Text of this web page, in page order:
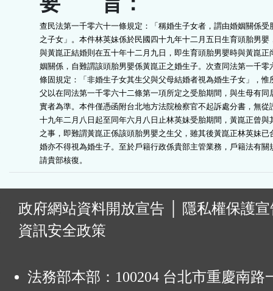
查民法第一千零六十一條規定：「稱婚生子女者，謂由婚姻關係受
之子女」。本件林英妹係於民國四十九年十二月五日生育頭胎男嬰
與黃崑正結婚則在五十年十二月九日，即生育頭胎男嬰時與黃崑正
姻關係，自難謂該頭胎男嬰係黃崑正之婚生子。次查同法第一千零
條固規定：「非婚生子女其生父與父母結婚者視為婚生子女」，惟
父以在同法第一千零六十二條第一項所定之受胎期間，與生母有同
實者為準。本件僅憑函附台北地方法院檢察官不起訴處分書，無從
十九年二月八日起至同年六月八日止林英妹受胎期間，黃崑正曾與
之事，即難謂黃崑正係該頭胎男嬰之生父，雖其後黃崑正林英妹已
婚亦不得視為婚生子。至於戶籍行政係貴部主管業務，戶籍法有關
請貴部核復。
政府網站資料開放宣告
隱私權保護
資訊安全政策
法務部本部：100204 台北市重慶南路